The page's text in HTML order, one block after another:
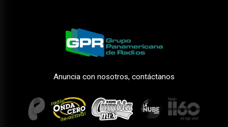
Anuncia con nosotros, contáctanos